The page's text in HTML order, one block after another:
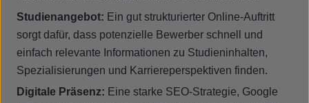
Studienangebot: Ein gut strukturierter Online-Auftritt
sorgt dafür, dass potenzielle Bewerber schnell und
einfach relevante Informationen zu Studieninhalten,
Spezialisierungen und Karriereperspektiven finden.
Digitale Präsenz: Eine starke SEO-Strategie, Google